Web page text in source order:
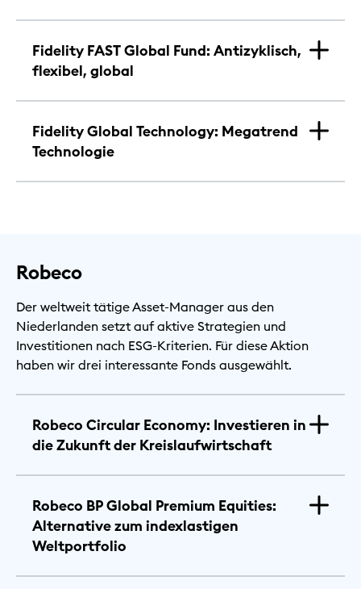
Fidelity FAST Global Fund: Antizyklisch,
flexibel, global
Fidelity Global Technology: Megatrend
Technologie
Robeco
Der weltweit tätige Asset-Manager aus den
Niederlanden setzt auf aktive Strategien und
Investitionen nach ESG-Kriterien. Für diese Aktion
haben wir drei interessante Fonds ausgewählt.
Robeco Circular Economy: Investieren in
die Zukunft der Kreislaufwirtschaft
Robeco BP Global Premium Equities:
Alternative zum indexlastigen
Weltportfolio